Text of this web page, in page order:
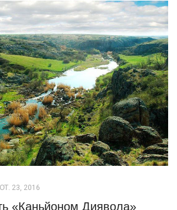
23, 2016
«Каньйоном Диявола»